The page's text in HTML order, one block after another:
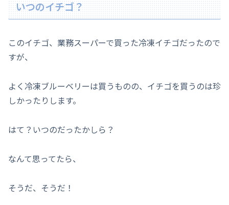
いつのイチゴ？
このイチゴ、業務スーパーで買った冷凍イチゴだったので
すが、
よく冷凍ブルーベリーは買うものの、イチゴを買うのは珍
しかったりします。
はて？いつのだったかしら？
なんて思ってたら、
そうだ、そうだ！